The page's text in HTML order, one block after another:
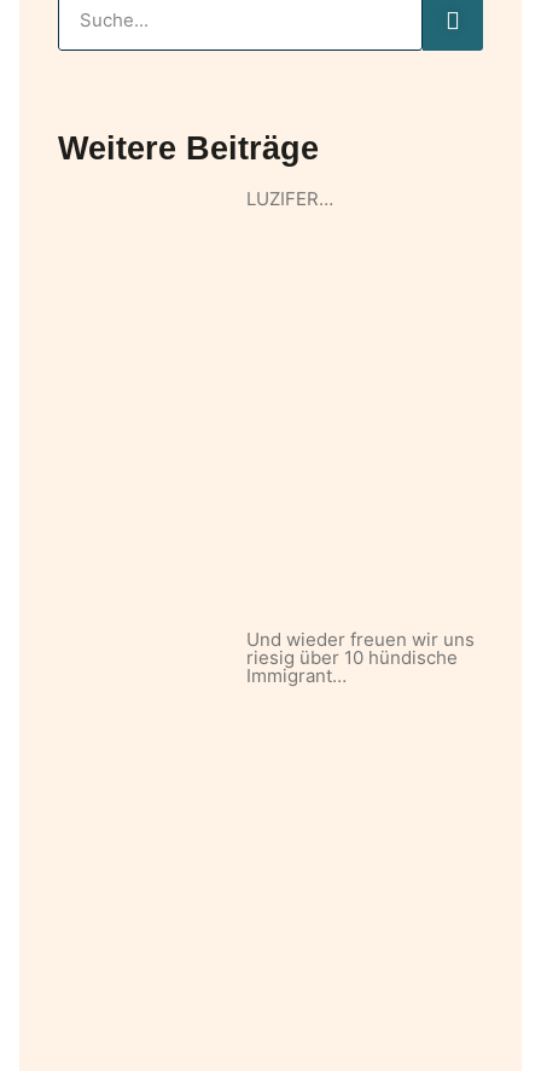
Weitere Beiträge
LUZIFER…
Und wieder freuen wir uns
riesig über 10 hündische
Immigrant…